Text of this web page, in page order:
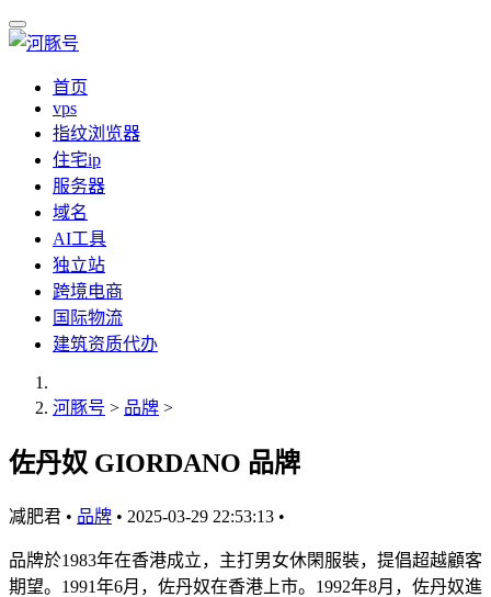
首页
vps
指纹浏览器
住宅ip
服务器
域名
AI工具
独立站
跨境电商
国际物流
建筑资质代办
河豚号 > 品牌 >
佐丹奴 GIORDANO 品牌
减肥君 • 品牌 • 2025-03-29 22:53:13 •
品牌於1983年在香港成立，主打男女休閑服裝，提倡超越顧客
期望。1991年6月，佐丹奴在香港上市。1992年8月，佐丹奴進